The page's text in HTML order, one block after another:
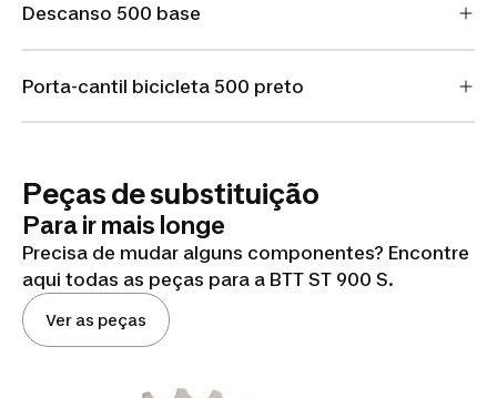
Descanso 500 base
Porta-cantil bicicleta 500 preto
Peças de substituição
Para ir mais longe
Precisa de mudar alguns componentes? Encontre
aqui todas as peças para a BTT ST 900 S.
Ver as peças